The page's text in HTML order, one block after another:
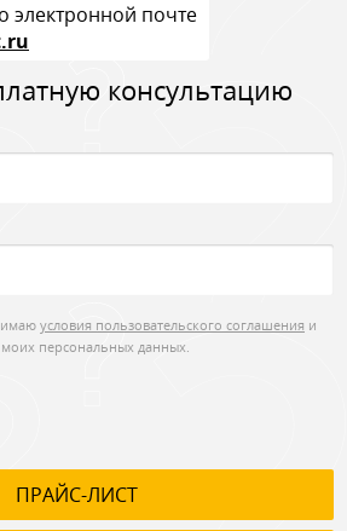
электронной почте
консультацию
условия пользовательского соглашения и
персональных данных.
ПРАЙС-ЛИСТ